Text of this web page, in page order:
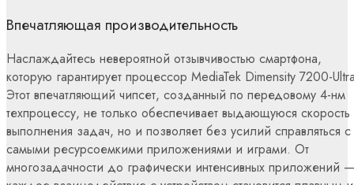
Впечатляющая производительность
Наслаждайтесь невероятной отзывчивостью смартфона,
которую гарантирует процессор MediaTek Dimensity 7200-
Этот впечатляющий чипсет, созданный по передовому 4-нм
техпроцессу, не только обеспечивает выдающуюся скорость
выполнения задач, но и позволяет без усилий справляться с
самыми ресурсоемкими приложениями и играми. От
многозадачности до графически интенсивных приложений —